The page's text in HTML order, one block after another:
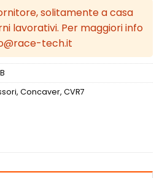
solitamente a casa
lavorativi. Per maggiori info
tech.it
, Concaver, CVR7